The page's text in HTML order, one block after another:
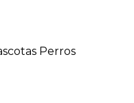
Perros